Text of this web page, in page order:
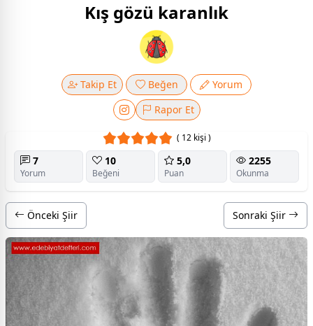
Kış gözü karanlık
Takip Et Beğen
Yorum
Rapor Et
( 12 kişi )
7
Yorum
10
Beğeni
5,0
Puan
2255
Okunma
Önceki Şiir Sonraki Şiir